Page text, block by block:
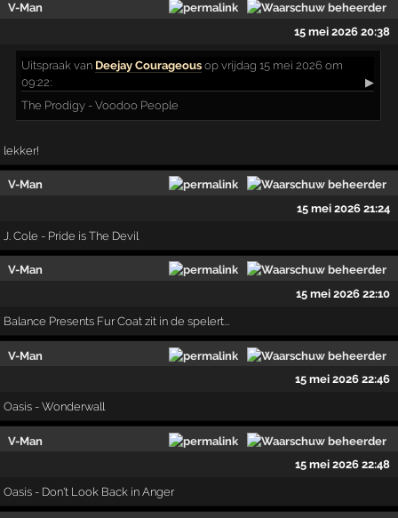
V-Man
15 mei 2026 20:38
Uitspraak van Deejay Courageous op vrijdag 15 mei 2026 om
09:22:
▶
The Prodigy - Voodoo People
lekker!
V-Man
15 mei 2026 21:24
J. Cole - Pride is The Devil
V-Man
15 mei 2026 22:10
Balance Presents Fur Coat zit in de spelert...
V-Man
15 mei 2026 22:46
Oasis - Wonderwall
V-Man
15 mei 2026 22:48
Oasis - Don't Look Back in Anger